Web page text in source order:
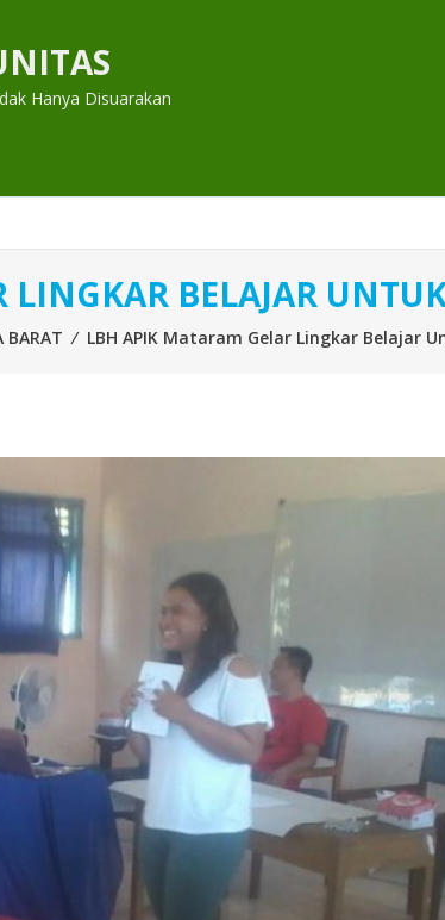
Hanya Disuarakan
LINGKAR BELAJAR
BARAT ⁄ LBH APIK Mataram Gelar Lingkar Belajar